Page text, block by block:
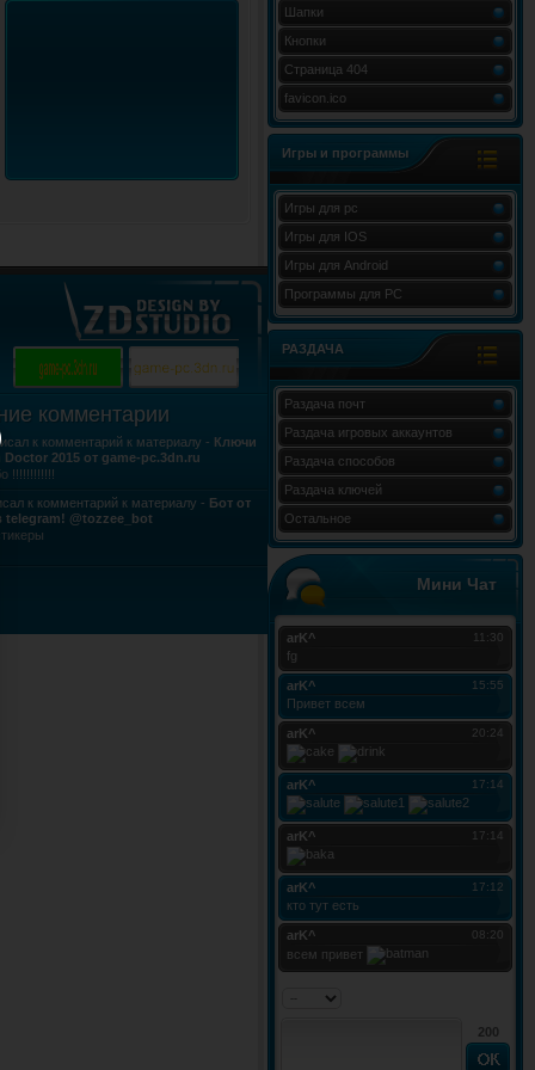
Шапки
Кнопки
Страница 404
favicon.ico
Игры и программы
Игры для pc
Игры для IOS
Игры для Android
Программы для PC
РАЗДАЧА
Раздача почт
Раздача игровых аккаунтов
Раздача способов
Раздача ключей
Остальное
Мини Чат
200
комментарии
к комментарий к материалу - Ключи
Doctor 2015 от game-pc.3dn.ru
!!!!!!!!!!!!
к комментарий к материалу - Бот от
telegram! @tozzee_bot